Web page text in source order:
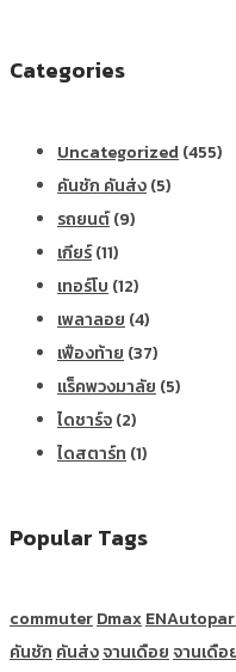
Categories
Uncategorized (455)
คันชัก คันส่ง(5)
รถยนต์(9)
เกียร์(11)
เทอร์โบ (12)
เพลาลอย (4)
เฟืองท้าย (37)
แร็คพวงมาลัย (5)
ไดชาร์จ(2)
ไดสตาร์ท (1)
Popular Tags
commuterDmax
คันชักคันส่งจานเดือยจานเดื